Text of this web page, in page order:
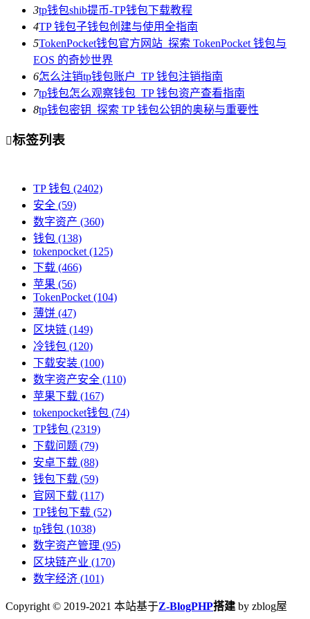
3tp钱包shib提币-TP钱包下载教程
4TP 钱包子钱包创建与使用全指南
5TokenPocket钱包官方网站_探索 TokenPocket 钱包与
EOS 的奇妙世界
6怎么注销tp钱包账户_TP 钱包注销指南
7tp钱包怎么观察钱包_TP 钱包资产查看指南
8tp钱包密钥_探索 TP 钱包公钥的奥秘与重要性
标签列表
TP 钱包 (2402)
安全 (59)
数字资产 (360)
钱包 (138)
tokenpocket (125)
下载 (466)
苹果 (56)
TokenPocket (104)
薄饼 (47)
区块链 (149)
冷钱包 (120)
下载安装 (100)
数字资产安全 (110)
苹果下载 (167)
tokenpocket钱包 (74)
TP钱包 (2319)
下载问题 (79)
安卓下载 (88)
钱包下载 (59)
官网下载 (117)
TP钱包下载 (52)
tp钱包 (1038)
数字资产管理 (95)
区块链产业 (170)
数字经济 (101)
Copyright © 2019-2021 本站基于Z-BlogPHP搭建 by zblog屋